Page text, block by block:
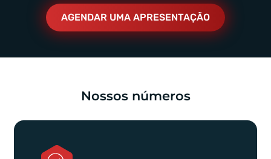
AGENDAR UMA APRESENTAÇÃO
Nossos números